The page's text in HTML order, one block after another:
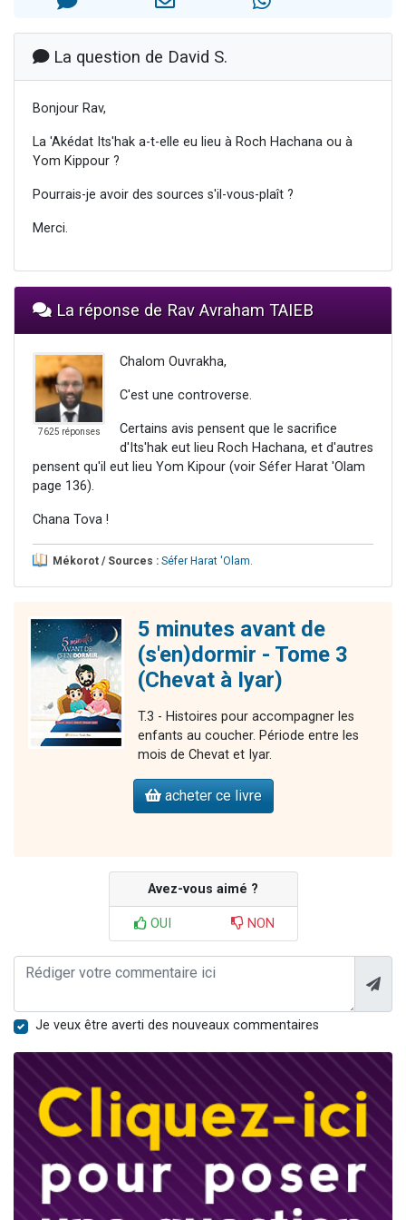
La question de David S.
Bonjour Rav,
La 'Akédat Its'hak a-t-elle eu lieu à Roch Hachana ou à
Yom Kippour ?
Pourrais-je avoir des sources s'il-vous-plaît ?
Merci.
La réponse de Rav Avraham TAIEB
7625 réponses
Chalom Ouvrakha,
C'est une controverse.
Certains avis pensent que le sacrifice
d'Its'hak eut lieu Roch Hachana, et d'autres
pensent qu'il eut lieu Yom Kipour (voir Séfer Harat 'Olam
page 136).
Chana Tova !
Mékorot / Sources : Séfer Harat 'Olam.
5 minutes avant de
(s'en)dormir - Tome 3
(Chevat à Iyar)
T.3 - Histoires pour accompagner les
enfants au coucher. Période entre les
mois de Chevat et Iyar.
acheter ce livre
Avez-vous aimé ?
OUI NON
Je veux être averti des nouveaux commentaires